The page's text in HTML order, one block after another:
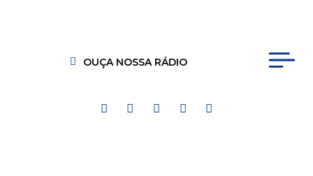
OUÇA NOSSA RÁDIO